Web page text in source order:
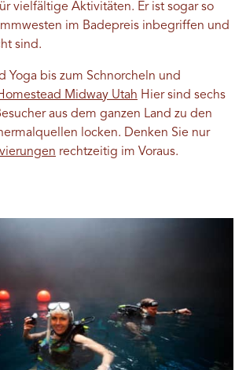
vielfältige Aktivitäten. Er ist sogar so
im Badepreis inbegriffen und
sind.
Yoga bis zum Schnorcheln und
Midway Utah Hier sind sechs
aus dem ganzen Land zu den
locken. Denken Sie nur
rechtzeitig im Voraus.